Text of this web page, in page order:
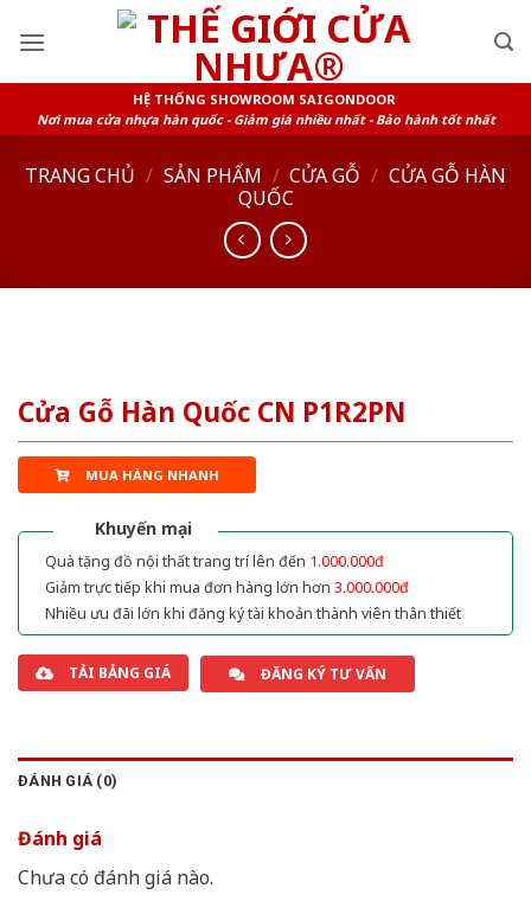
HỆ THỐNG SHOWROOM SAIGONDOOR
Nơi mua cửa nhựa hàn quốc - Giảm giá nhiều nhất - Bảo hành tốt nhất
TRANG CHỦ / SẢN PHẨM / CỬA GỖ / CỬA GỖ HÀN
QUỐC
Cửa Gỗ Hàn Quốc CN P1R2PN
MUA HÀNG NHANH
Khuyến mại
Quà tặng đồ nội thất trang trí lên đến 1.000.000đ
Giảm trực tiếp khi mua đơn hàng lớn hơn 3.000.000đ
Nhiều ưu đãi lớn khi đăng ký tài khoản thành viên thân thiết
TẢI BẢNG GIÁ ĐĂNG KÝ TƯ VẤN
ĐÁNH GIÁ (0)
Đánh giá
Chưa có đánh giá nào.